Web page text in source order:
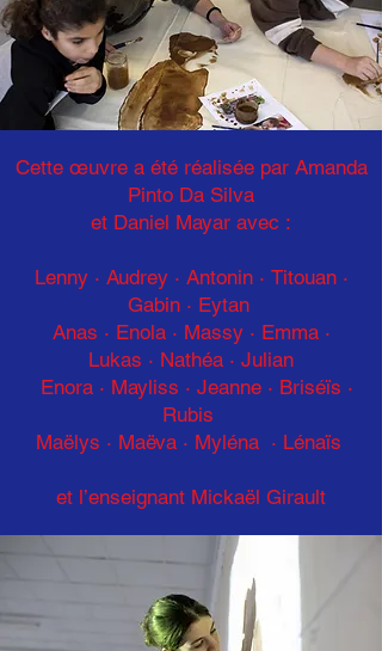
Cette œuvre a été réalisée par Amanda
Pinto Da Silva
et Daniel Mayar avec :
Lenny · Audrey · Antonin · Titouan ·
Gabin · Eytan
Anas · Enola · Massy · Emma ·
Lukas · Nathéa · Julian
Enora · Mayliss · Jeanne · Briséïs ·
Rubis
Maëlys · Maëva · Myléna · Lénaïs
et l’enseignant Mickaël Girault